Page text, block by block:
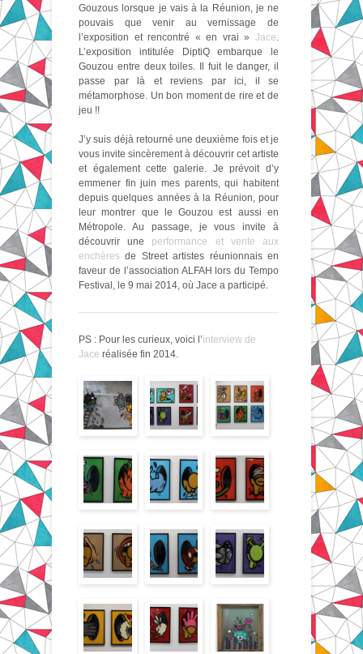
Gouzous lorsque je vais à la Réunion, je ne
pouvais que venir au vernissage de
l’exposition et rencontré « en vrai » Jace.
L’exposition intitulée DiptiQ embarque le
Gouzou entre deux toiles. Il fuit le danger, il
passe par là et reviens par ici, il se
métamorphose. Un bon moment de rire et de
jeu !!
J’y suis déjà retourné une deuxième fois et je
vous invite sincèrement à découvrir cet artiste
et également cette galerie. Je prévoit d’y
emmener fin juin mes parents, qui habitent
depuis quelques années à la Réunion, pour
leur montrer que le Gouzou est aussi en
Métropole. Au passage, je vous invite à
découvrir une performance et vente aux
enchères de Street artistes réunionnais en
faveur de l’association ALFAH lors du Tempo
Festival, le 9 mai 2014, où Jace a participé.
PS : Pour les curieux, voici l’interview de
Jace réalisée fin 2014.